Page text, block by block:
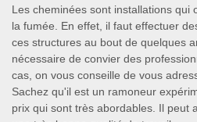
Les cheminées sont installations qui
la fumée. En effet, il faut effectuer
ces structures au bout de quelques
nécessaire de convier des
cas, on vous conseille de vous
Sachez qu'il est un ramoneur
prix qui sont très abordables. Il peut